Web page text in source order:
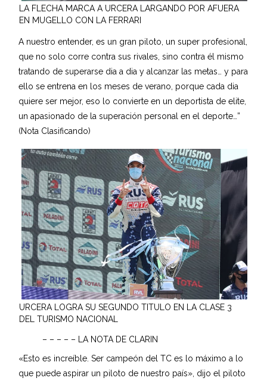
LA FLECHA MARCA A URCERA LARGANDO POR AFUERA
EN MUGELLO CON LA FERRARI
A nuestro entender, es un gran piloto, un super profesional,
que no solo corre contra sus rivales, sino contra él mismo
tratando de superarse dia a dia y alcanzar las metas… y para
ello se entrena en los meses de verano, porque cada dia
quiere ser mejor, eso lo convierte en un deportista de elite,
un apasionado de la superación personal en el deporte…”
(Nota Clasificando)
URCERA LOGRA SU SEGUNDO TITULO EN LA CLASE 3
DEL TURISMO NACIONAL
– – – – – LA NOTA DE CLARIN
«Esto es increíble. Ser campeón del TC es lo máximo a lo
que puede aspirar un piloto de nuestro país», dijo el piloto